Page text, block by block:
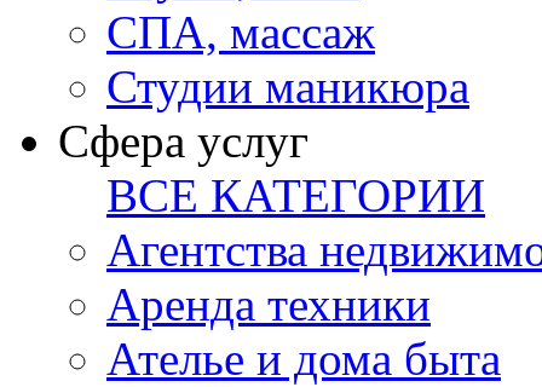
СПА, массаж
Студии маникюра
Сфера услуг
ВСЕ КАТЕГОРИИ
Агентства
Аренда техники
Ателье и дома быта